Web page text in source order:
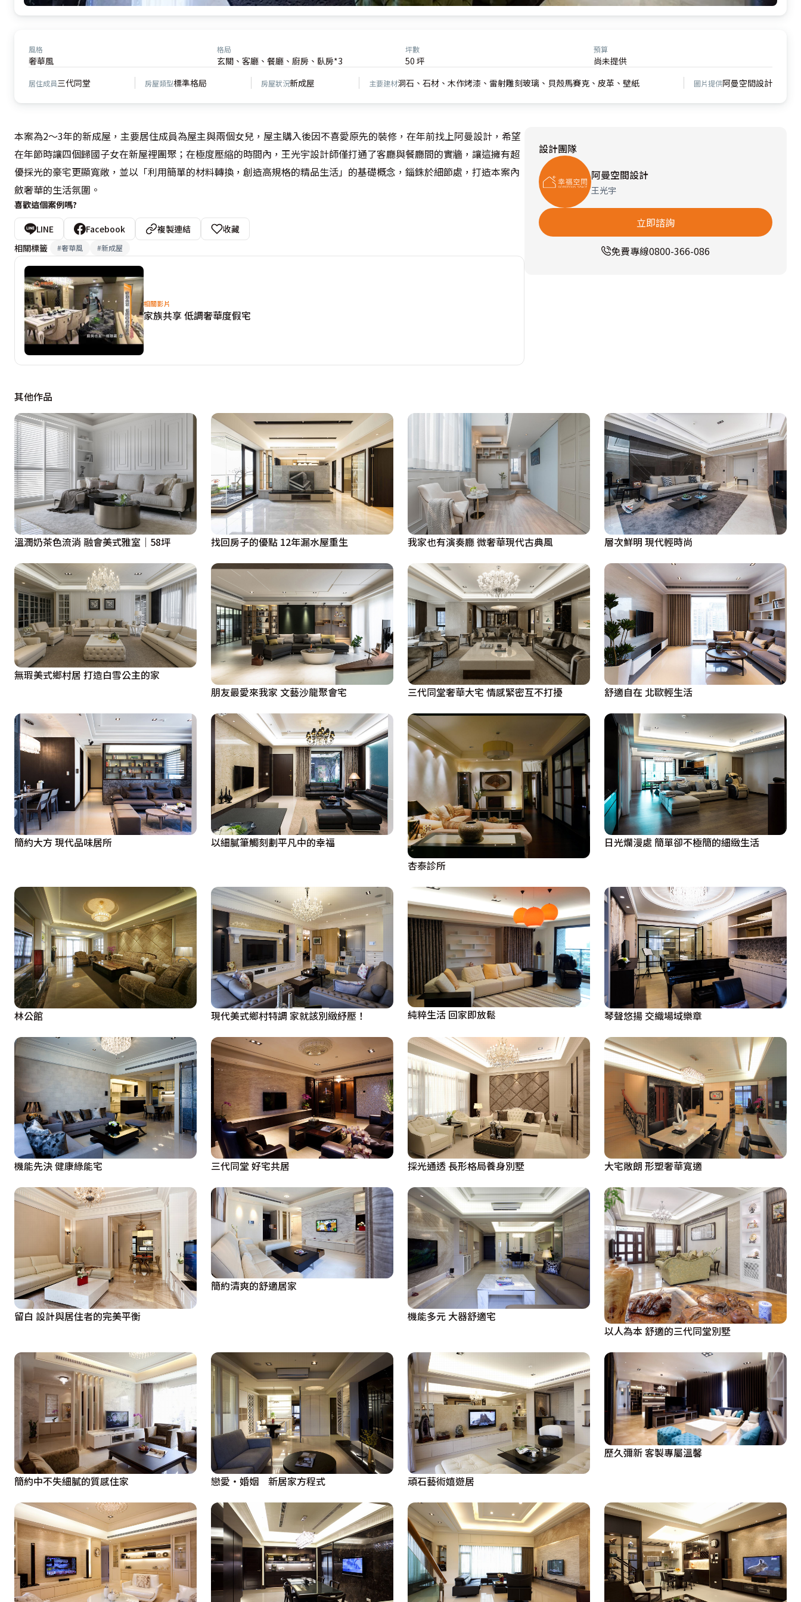
風格
奢華風
格局
玄關、客廳、餐廳、廚房、臥房*3
坪數
50 坪
預算
尚未提供
居住成員三代同堂 房屋類型標準格局 房屋狀況新成屋 主要建材洞石、石材、木作烤漆、雷射雕刻玻璃、貝殼馬賽克、皮革、壁紙 圖片提供阿曼空間設計
本案為2～3年的新成屋，主要居住成員為屋主與兩個女兒，屋主購入後因不喜愛原先的裝修，在年前找上阿曼設計，希望
在年節時讓四個歸國子女在新屋裡團聚；在極度壓縮的時間內，王光宇設計師僅打通了客廳與餐廳間的實牆，讓這擁有超
優採光的豪宅更顯寬敞，並以「利用簡單的材料轉換，創造高規格的精品生活」的基礎概念，錙銖於細節處，打造本案內
斂奢華的生活氛圍。
喜歡這個案例嗎?
LINE Facebook 複製連結
收藏
相關標籤
#奢華風 #新成屋
相關影片
家族共享 低調奢華度假宅
設計團隊
阿曼空間設計
王光宇
立即諮詢
免費專線0800-366-086
其他作品
溫潤奶茶色流淌 融會美式雅室｜58坪 找回房子的優點 12年漏水屋重生 我家也有演奏廳 微奢華現代古典風 層次鮮明 現代輕時尚
無瑕美式鄉村居 打造白雪公主的家
朋友最愛來我家 文藝沙龍聚會宅
三代同堂奢華大宅 情感緊密互不打擾 舒適自在 北歐輕生活
簡約大方 現代品味居所
以細膩筆觸刻劃平凡中的幸福
杏泰診所
日光爛漫處 簡單卻不極簡的細緻生活
林公館 現代美式鄉村特調 家就該別緻紓壓！ 純粹生活 回家即放鬆 琴聲悠揚 交織場域樂章
機能先決 健康綠能宅 三代同堂 好宅共居 採光通透 長形格局養身別墅 大宅敞朗 形塑奢華寬適
留白 設計與居住者的完美平衡
簡約清爽的舒適居家
機能多元 大器舒適宅
以人為本 舒適的三代同堂別墅
簡約中不失細膩的質感住家 戀愛‧婚姻 新居家方程式 頑石藝術嬉遊居
歷久彌新 客製專屬溫馨